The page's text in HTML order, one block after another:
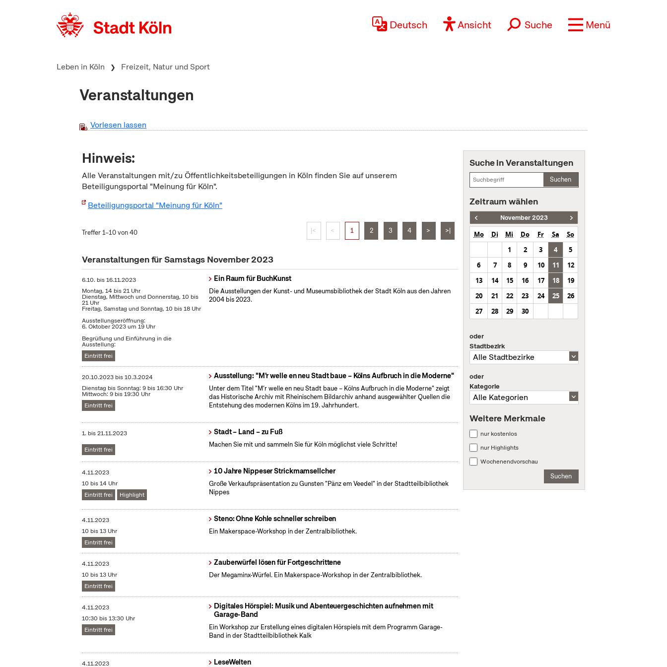
Deutsch Ansicht Suche Menü
Leben in Köln Freizeit, Natur und Sport
Veranstaltungen
Vorlesen lassen
Hinweis:
Alle Veranstaltungen mit/zu Öffentlichkeitsbeteiligungen in Köln finden Sie auf unserem
Beteiligungsportal "Meinung für Köln".
Beteiligungsportal "Meinung für Köln"
Treffer 1–10 von 40 |< < 1 2 3 4 > >|
Veranstaltungen für Samstags November 2023
6.10. bis16.11.2023
Montag, 14 bis 21 Uhr
Dienstag, Mittwoch und Donnerstag, 10 bis
21 Uhr
Freitag, Samstag und Sonntag, 10 bis 18 Uhr
Ausstellungseröffnung:
6. Oktober 2023 um 19 Uhr
Begrüßung und Einführung in die
Ausstellung:
Eintritt frei
Ein Raum für BuchKunst
Die Ausstellungen der Kunst- und Museumsbibliothek der Stadt Köln aus den Jahren
2004 bis 2023.
20.10.2023 bis10.3.2024
Dienstag bis Sonntag: 9 bis 16:30 Uhr
Mittwoch: 9 bis 19:30 Uhr
Eintritt frei
Ausstellung: "M'r welle en neu Stadt baue – Kölns Aufbruch in die Moderne"
Unter dem Titel "M’r welle en neu Stadt baue – Kölns Aufbruch in die Moderne" zeigt
das Historische Archiv mit Rheinischem Bildarchiv anhand ausgewählter Quellen die
Entstehung des modernen Kölns im 19. Jahrhundert.
1. bis21.11.2023
Eintritt frei
Stadt – Land – zu Fuß
Machen Sie mit und sammeln Sie für Köln möglichst viele Schritte!
4.11.2023
10 bis 14 Uhr
Eintritt frei
Highlight
10 Jahre Nippeser Strickmamsellcher
Große Verkaufspräsentation zu Gunsten "Pänz em Veedel" in der Stadtteilbibliothek
Nippes
4.11.2023
10 bis 13 Uhr
Eintritt frei
Steno: Ohne Kohle schneller schreiben
Ein Makerspace-Workshop in der Zentralbibliothek.
4.11.2023
10 bis 13 Uhr
Eintritt frei
​Zauberwürfel lösen für Fortgeschrittene
Der Megaminx-Würfel. Ein Makerspace-Workshop in der Zentralbibliothek.
4.11.2023
10:30 bis 13:30 Uhr
Eintritt frei
Digitales Hörspiel: Musik und Abenteuergeschichten aufnehmen mit
Garage-Band
Ein Workshop zur Erstellung eines digitalen Hörspiels mit dem Programm Garage-
Band in der Stadtteilbibliothek Kalk
4.11.2023 LeseWelten
Suche in Veranstaltungen
Suchen
Zeitraum wählen
November 2023
Mo Di Mi Do Fr Sa
So
1
2 3 4
5
6
7 8 9 10 11
12
13
14 15 16 17 18
19
20
21 22 23 24 25
26
27
28 29 30
oder
Stadtbezirk
oder
Kategorie
Weitere Merkmale
nur kostenlos
nur Highlights
Wochenendvorschau
Suchen